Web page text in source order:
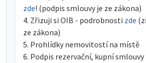
zde! (podpis smlouvy je ze zákona)
Zřizuji si OIB - podrobnosti zde
ze zákona)
Prohlídky nemovitostí na místě
Podpis rezervační, kupní smlouvy